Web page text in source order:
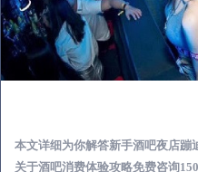
本文详细为你解答新手酒吧夜店蹦
关于酒吧消费体验攻略免费咨询